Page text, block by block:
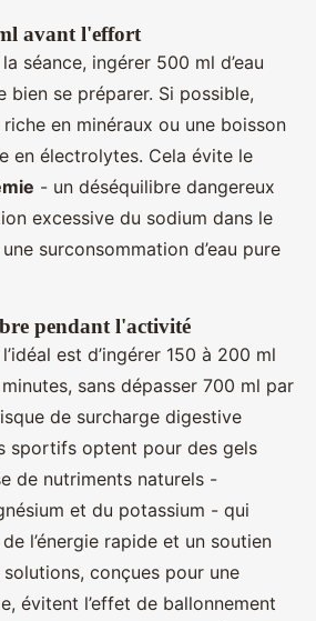
avant l'effort
séance, ingérer 500 ml d’eau
bien se préparer. Si possible,
en minéraux ou une boisson
en électrolytes. Cela évite le
- un déséquilibre dangereux
excessive du sodium dans le
surconsommation d’eau pure
pendant l'activité
est d’ingérer 150 à 200 ml
sans dépasser 700 ml par
de surcharge digestive
sportifs optent pour des gels
de nutriments naturels -
et du potassium - qui
l’énergie rapide et un soutien
conçues pour une
évitent l’effet de ballonnement